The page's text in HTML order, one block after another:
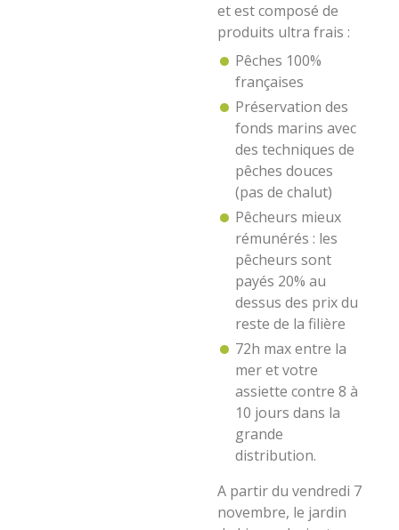
et est composé de
produits ultra frais :
Pêches 100%
françaises
Préservation des
fonds marins avec
des techniques de
pêches douces
(pas de chalut)
Pêcheurs mieux
rémunérés : les
pêcheurs sont
payés 20% au
dessus des prix du
reste de la filière
72h max entre la
mer et votre
assiette contre 8 à
10 jours dans la
grande
distribution.
A partir du vendredi 7
novembre, le jardin